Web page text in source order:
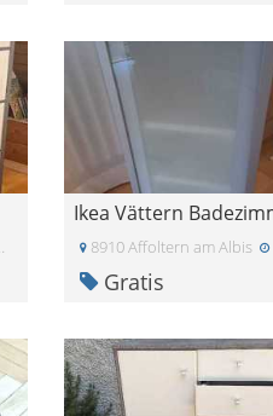
8910 Affoltern am Albis
Gratis